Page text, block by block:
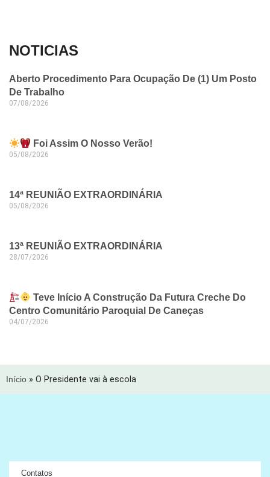
NOTICIAS
Aberto Procedimento Para Ocupação De (1) Um Posto
De Trabalho
07/08/2026
Foi Assim O Nosso Verão!
05/08/2026
14ª REUNIÃO EXTRAORDINÁRIA
05/08/2026
13ª REUNIÃO EXTRAORDINÁRIA
28/07/2026
Teve Início A Construção Da Futura Creche Do
Centro Comunitário Paroquial De Caneças
04/07/2026
Início » O Presidente vai à escola
Contatos